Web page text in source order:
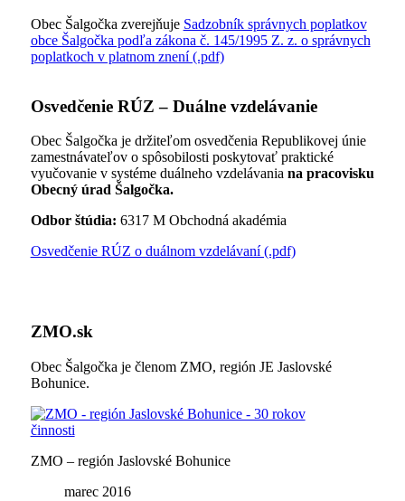
Obec Šalgočka zverejňuje Sadzobník správnych poplatkov
obce Šalgočka podľa zákona č. 145/1995 Z. z. o správnych
poplatkoch v platnom znení (.pdf)
Osvedčenie RÚZ – Duálne vzdelávanie
Obec Šalgočka je držiteľom osvedčenia Republikovej únie
zamestnávateľov o spôsobilosti poskytovať praktické
vyučovanie v systéme duálneho vzdelávania na pracovisku
Obecný úrad Šalgočka.
Odbor štúdia: 6317 M Obchodná akadémia
Osvedčenie RÚZ o duálnom vzdelávaní (.pdf)
ZMO.sk
Obec Šalgočka je členom ZMO, región JE Jaslovské
Bohunice.
ZMO – región Jaslovské Bohunice
marec 2016